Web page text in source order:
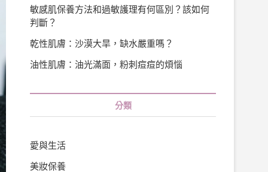
敏感肌保養方法和過敏護理有何區別？該如何
判斷？
乾性肌膚：沙漠大旱，缺水嚴重嗎？
油性肌膚：油光滿面，粉刺痘痘的煩惱
分類
愛與生活
美妝保養